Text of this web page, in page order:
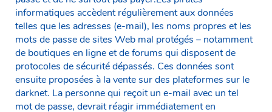
informatiques accèdent régulièrement aux données
telles que les adresses (e-mail), les noms propres et les
mots de passe de sites Web mal protégés – notamment
de boutiques en ligne et de forums qui disposent de
protocoles de sécurité dépassés. Ces données sont
ensuite proposées à la vente sur des plateformes sur le
darknet. La personne qui reçoit un e-mail avec un tel
mot de passe, devrait réagir immédiatement en